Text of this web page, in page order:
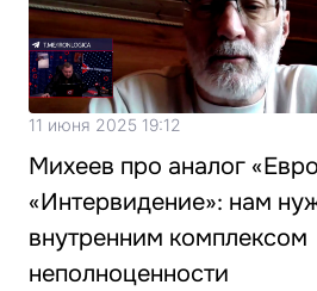
11 июня 2025 19:12
Михеев про аналог
«Интервидение»: нам
внутренним комплексом
неполноценности